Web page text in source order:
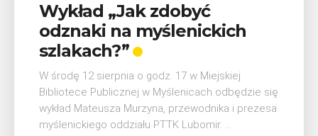
Wykład „Jak zdobyć
odznaki na myślenickich
szlakach?”
W środę 12 sierpnia o godz. 17 w Miejskiej
Bibliotece Publicznej w Myślenicach odbędzie się
wykład Mateusza Murzyna, przewodnika i prezesa
myślenickiego oddziału PTTK Lubomir. ...